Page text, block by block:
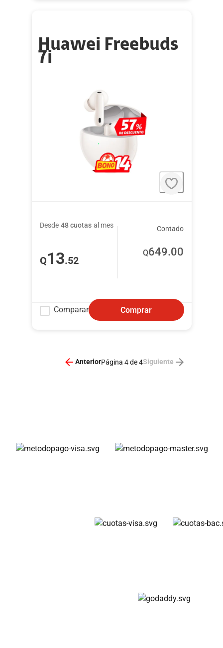
Huawei Freebuds
7i
Desde 48 cuotas al mes
Q13.52
Contado
Q649.00
Comparar Comprar
AnteriorPágina 4 de 4Siguiente